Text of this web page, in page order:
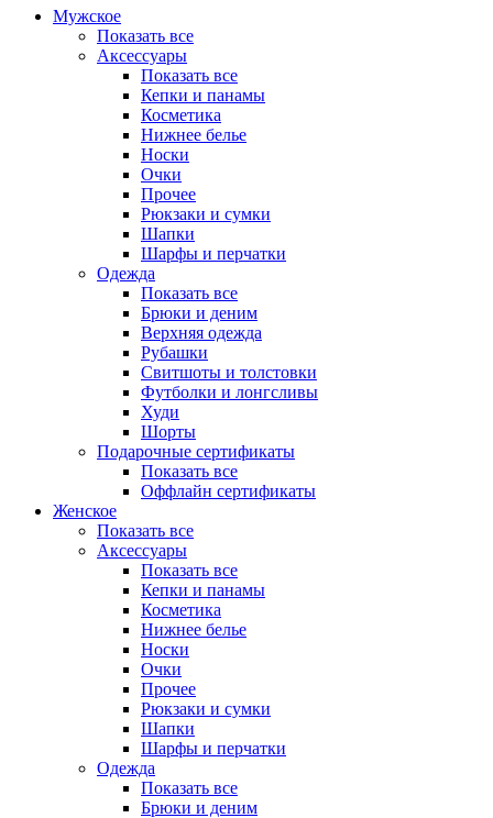
Мужское
Показать все
Аксессуары
Показать все
Кепки и панамы
Косметика
Нижнее белье
Носки
Очки
Прочее
Рюкзаки и сумки
Шапки
Шарфы и перчатки
Одежда
Показать все
Брюки и деним
Верхняя одежда
Рубашки
Свитшоты и толстовки
Футболки и лонгсливы
Худи
Шорты
Подарочные сертификаты
Показать все
Оффлайн сертификаты
Женское
Показать все
Аксессуары
Показать все
Кепки и панамы
Косметика
Нижнее белье
Носки
Очки
Прочее
Рюкзаки и сумки
Шапки
Шарфы и перчатки
Одежда
Показать все
Брюки и деним